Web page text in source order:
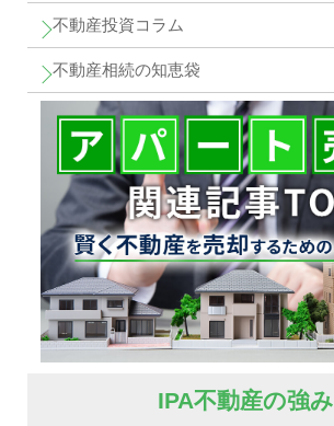
不動産投資コラム
不動産相続の知恵袋
IPA不動産の強み